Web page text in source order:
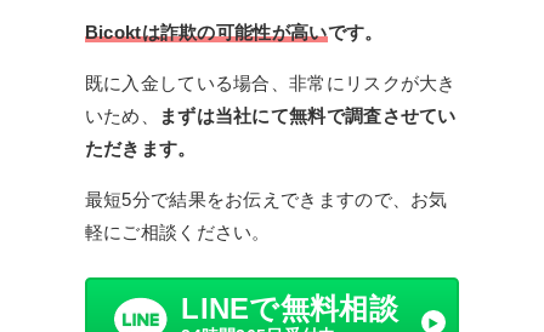
Bicoktは詐欺の可能性が高いです。
既に入金している場合、非常にリスクが大き
いため、
まずは当社にて無料で調査させてい
ただきます。
最短5分で結果をお伝えできますので、お気
軽にご相談ください。
LINEで無料相談